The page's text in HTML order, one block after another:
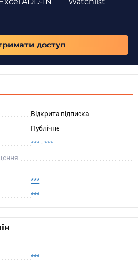
доступ
Відкрита підписка
Публічне
***-***
***
***
***